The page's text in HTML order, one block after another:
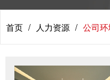
矿业设备
首页 / 人力资源 / 公司